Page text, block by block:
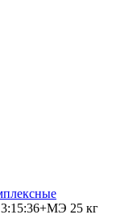
25 кг